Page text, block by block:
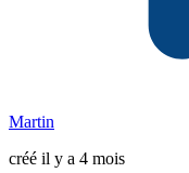
Martin
créé il y a 4 mois